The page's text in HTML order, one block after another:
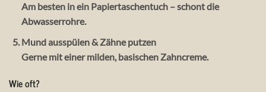
Am besten in ein Papiertaschentuch – schont die
Abwasserrohre.
Mund ausspülen & Zähne putzen
Gerne mit einer milden, basischen Zahncreme.
Wie oft?